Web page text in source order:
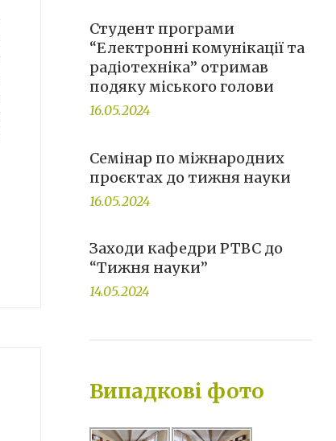
Студент програми
“Електронні комунікації та
радіотехніка” отримав
подяку міського голови
16.05.2024
Семінар по міжнародних
проєктах до тижня науки
16.05.2024
Заходи кафедри РТВС до
“Тижня науки”
14.05.2024
Випадкові фото